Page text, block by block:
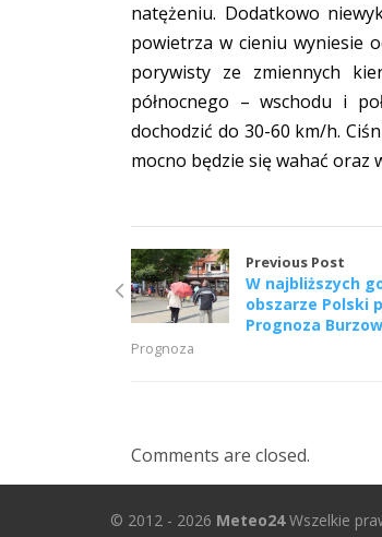
natężeniu. Dodatkowo
powietrza w cieniu wyniesie
porywisty ze zmiennych
północnego – wschodu i
dochodzić do 30-60 km/h.
mocno będzie się wahać oraz
Previous Post
W najbliższych
obszarze Polski
Prognoza
Prognoza
Comments are closed.
© 2012 - 2026 Meteo24Wszelkie